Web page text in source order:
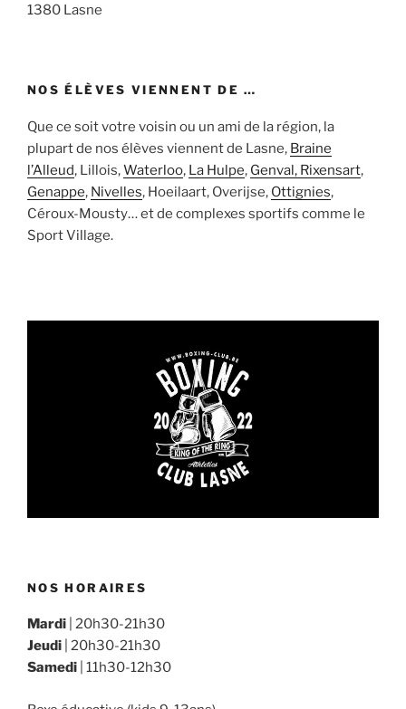
1380 Lasne
NOS ÉLÈVES VIENNENT DE …
Que ce soit votre voisin ou un ami de la région, la
plupart de nos élèves viennent de Lasne, Braine
l’Alleud, Lillois,Waterloo, La Hulpe, Genval, Rixensart,
Genappe, Nivelles, Hoeilaart, Overijse, Ottignies,
Céroux-Mousty… et de complexes sportifs comme le
Sport Village.
NOS HORAIRES
Mardi | 20h30-21h30
Jeudi | 20h30-21h30
Samedi | 11h30-12h30